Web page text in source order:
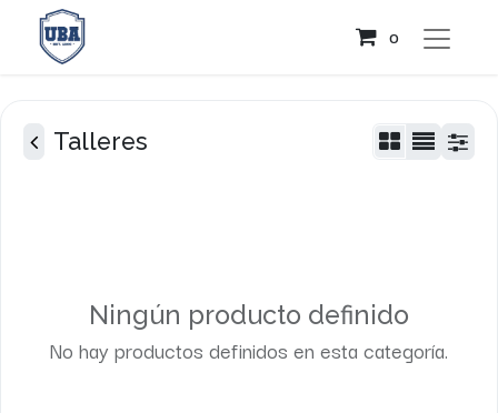
0
Talleres
Ningún producto definido
No hay productos definidos en esta categoría.